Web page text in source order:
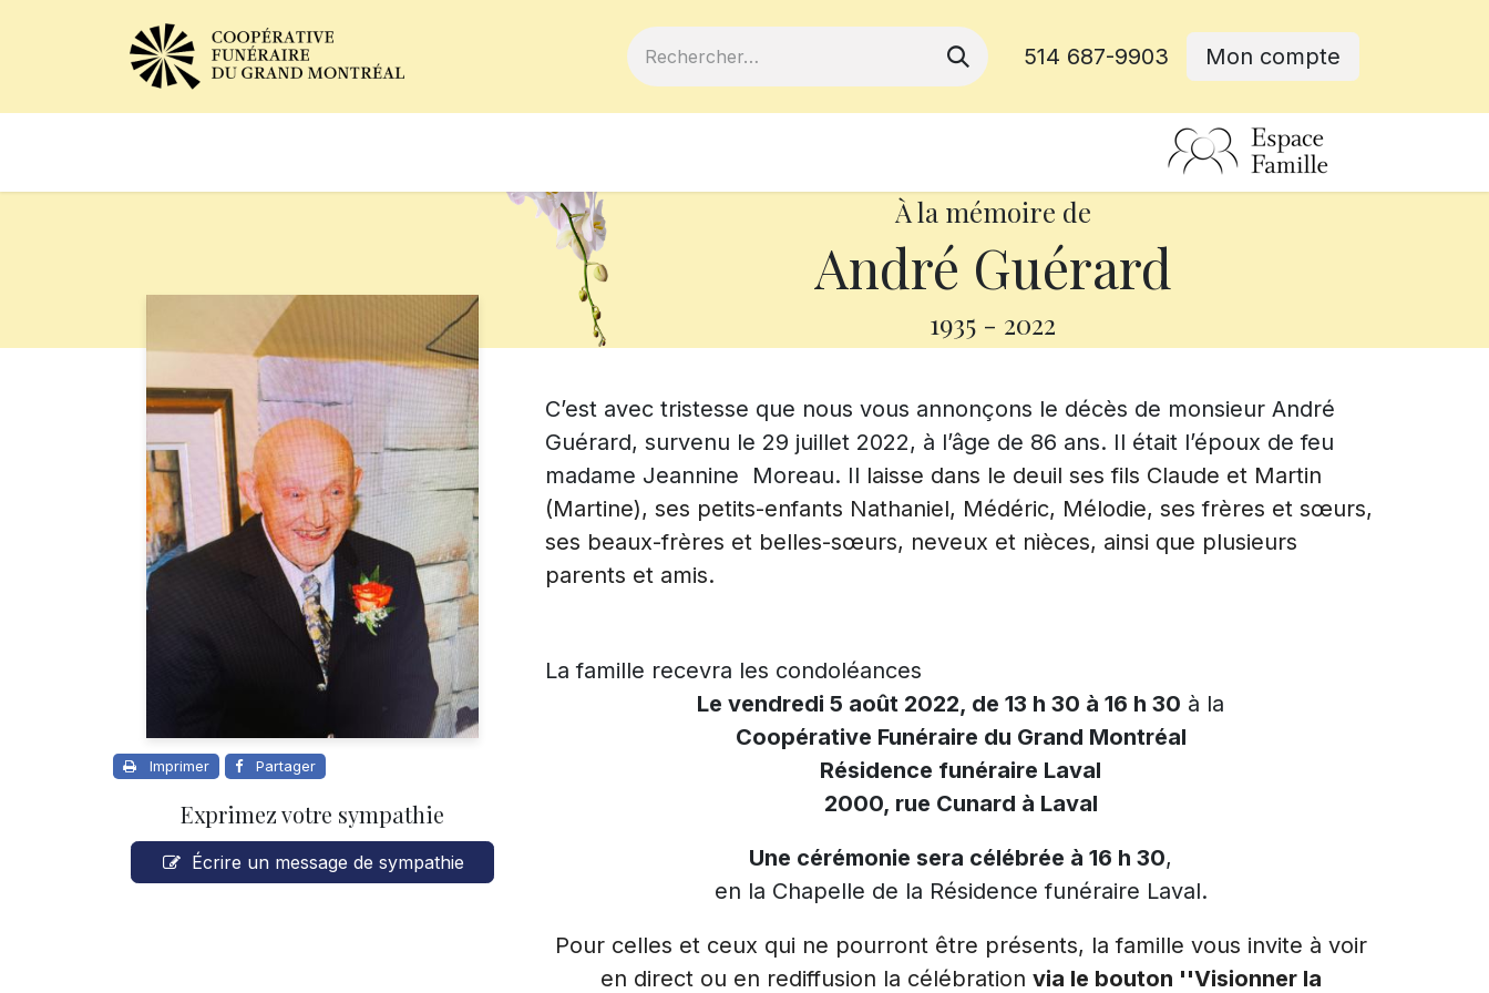
514 687-9903 Mon compte
À la mémoire de
André Guérard
1935 - 2022
Imprimer Partager
Exprimez votre sympathie
Écrire un message de sympathie
C’est avec tristesse que nous vous annonçons le décès de monsieur André
Guérard, survenu le 29 juillet 2022, à l’âge de 86 ans. Il était l’époux de feu
madame Jeannine Moreau. Il laisse dans le deuil ses fils Claude et Martin
(Martine), ses petits-enfants Nathaniel, Médéric, Mélodie, ses frères et sœurs,
ses beaux-frères et belles-sœurs, neveux et nièces, ainsi que plusieurs
parents et amis.
La famille recevra les condoléances
Le vendredi 5 août 2022, de 13 h 30 à 16 h 30 à la
Coopérative Funéraire du Grand Montréal
Résidence funéraire Laval
2000, rue Cunard à Laval
Une cérémonie sera célébrée à 16 h 30,
en la Chapelle de la Résidence funéraire Laval.
Pour celles et ceux qui ne pourront être présents, la famille vous invite à voir
en direct ou en rediffusion la célébration via le bouton ''Visionner la